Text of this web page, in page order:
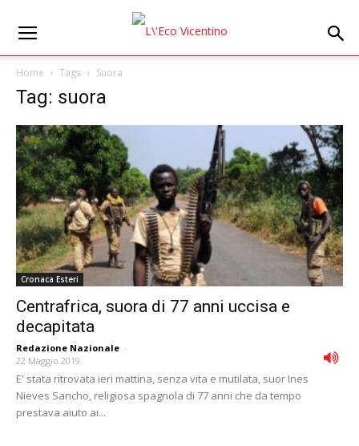
Home Tags Suora
Tag: suora
Cronaca Esteri
Centrafrica, suora di 77 anni uccisa e
decapitata
Redazione Nazionale -
22 Maggio 2019
E' stata ritrovata ieri mattina, senza vita e mutilata, suor Ines
Nieves Sancho, religiosa spagnola di 77 anni che da tempo
prestava aiuto ai...